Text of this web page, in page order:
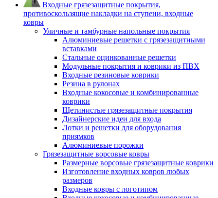
Входные грязезащитные покрытия,
противоскользящие накладки на ступени, входные
ковры
Уличные и тамбурные напольные покрытия
Алюминиевые решетки с грязезащитными
вставками
Стальные оцинкованные решетки
Модульные покрытия и коврики из ПВХ
Входные резиновые коврики
Резина в рулонах
Входные кокосовые и комбинированные
коврики
Щетинистые грязезащитные покрытия
Дизайнерские идеи для входа
Лотки и решетки для оборудования
приямков
Алюминиевые порожки
Грязезащитные ворсовые ковры
Размерные ворсовые грязезащитные коврики
Изготовление входных ковров любых
размеров
Входные ковры с логотипом